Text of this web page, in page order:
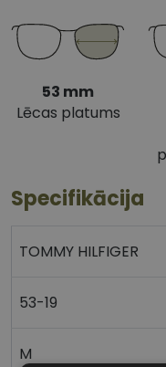
53 mm
Lēcas platums
Specifikācija
TOMMY HILFIGER
53-19
M